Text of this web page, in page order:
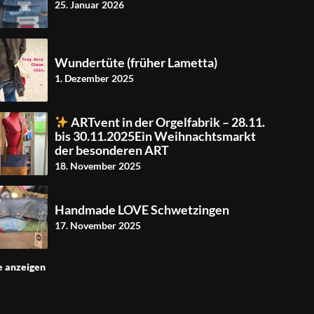
25. Januar 2026
Wundertüte (früher Lametta)
1. Dezember 2025
ARTvent in der Orgelfabrik – 28.11.
bis 30.11.2025Ein Weihnachtsmarkt
der besonderen ART
18. November 2025
Handmade LOVE Schwetzingen
17. November 2025
anzeigen